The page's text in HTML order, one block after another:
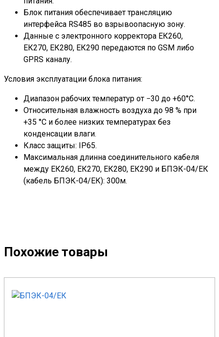
Блок питания обеспечивает трансляцию
интерфейса RS485 во взрывоопасную зону.
Данные с электронного корректора ЕК260,
ЕК270, ЕК280, ЕК290 передаются по GSM либо
GPRS каналу.
Условия эксплуатации блока питания:
Диапазон рабочих температур от −30 до +60°С.
Относительная влажность воздуха до 98 % при
+35 °С и более низких температурах без
конденсации влаги.
Класс защиты: IP65.
Максимальная длинна соединительного кабеля
между ЕК260, ЕК270, ЕК280, ЕК290 и БПЭК-04/ЕК
(кабель БПЭК-04/ЕК): 300м.
Похожие товары